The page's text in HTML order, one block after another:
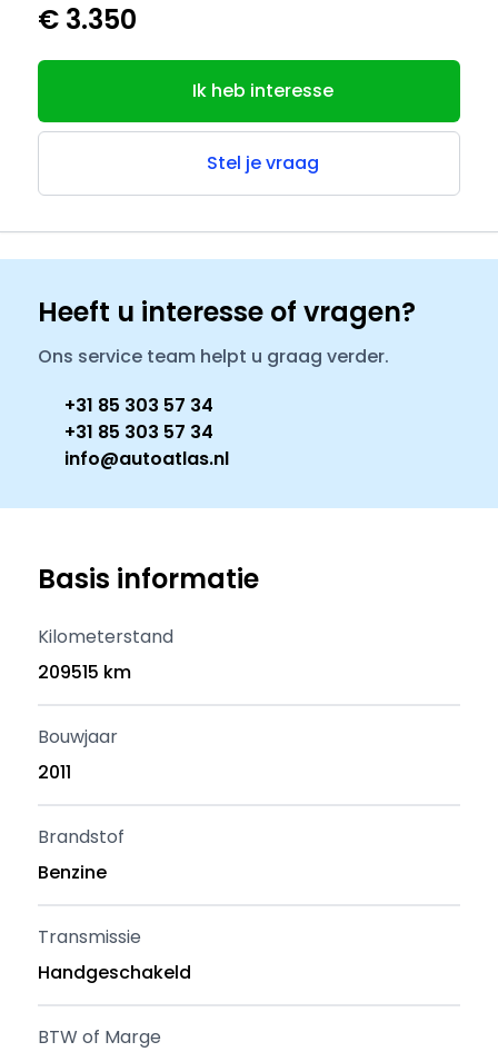
€ 3.350
Ik heb interesse
Stel je vraag
Heeft u interesse of vragen?
Ons service team helpt u graag verder.
+31 85 303 57 34
+31 85 303 57 34
info@autoatlas.nl
Basis informatie
Kilometerstand
209515 km
Bouwjaar
2011
Brandstof
Benzine
Transmissie
Handgeschakeld
BTW of Marge